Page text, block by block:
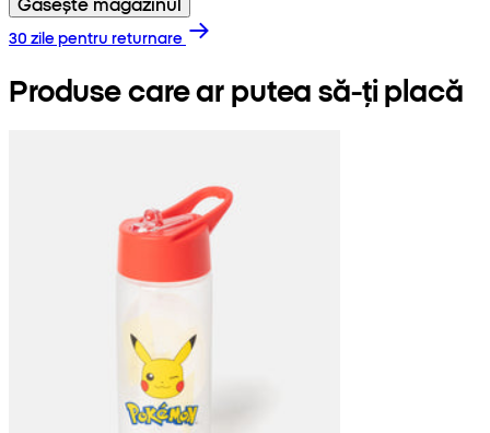
30 zile pentru returnare
Produse care ar putea să-ți placă